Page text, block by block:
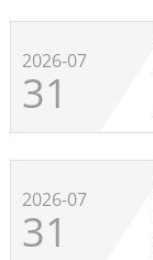
2026-07
31
2026-07
31